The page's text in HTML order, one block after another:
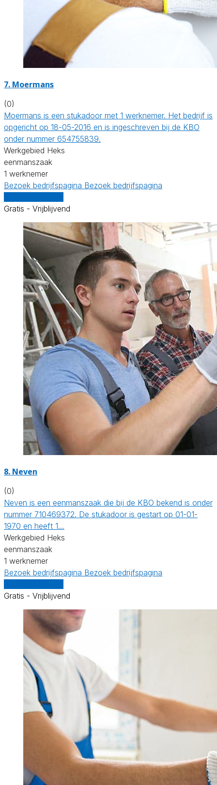
7. Moermans
(0)
Moermans is een stukadoor met 1 werknemer. Het bedrijf is
opgericht op 18-05-2016 en is ingeschreven bij de KBO
onder nummer 654755839.
Werkgebied Heks
eenmanszaak
1 werknemer
Bezoek bedrijfspagina Bezoek bedrijfspagina
Gratis - Vrijblijvend
8. Neven
(0)
Neven is een eenmanszaak die bij de KBO bekend is onder
nummer 710469372. De stukadoor is gestart op 01-01-
1970 en heeft 1…
Werkgebied Heks
eenmanszaak
1 werknemer
Bezoek bedrijfspagina Bezoek bedrijfspagina
Gratis - Vrijblijvend